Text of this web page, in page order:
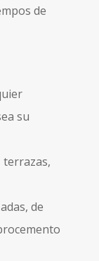
de
su
terrazas,
de